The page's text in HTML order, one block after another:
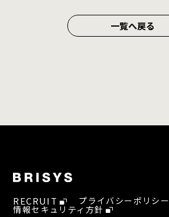
一覧へ戻る
RECRUIT プライバシーポリシー
情報セキュリティ方針